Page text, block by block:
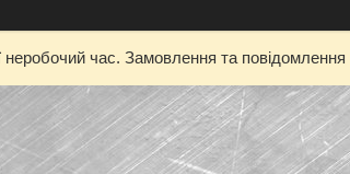
неробочий час. Замовлення та